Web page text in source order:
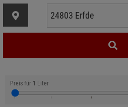
Preis für 1 Liter